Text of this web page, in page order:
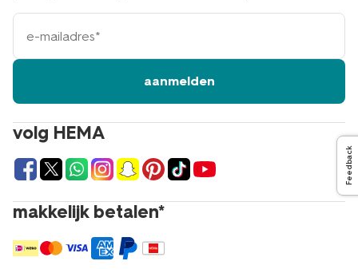
volg HEMA
makkelijk betalen*
e-
mailadres
aanmelden
Feedback